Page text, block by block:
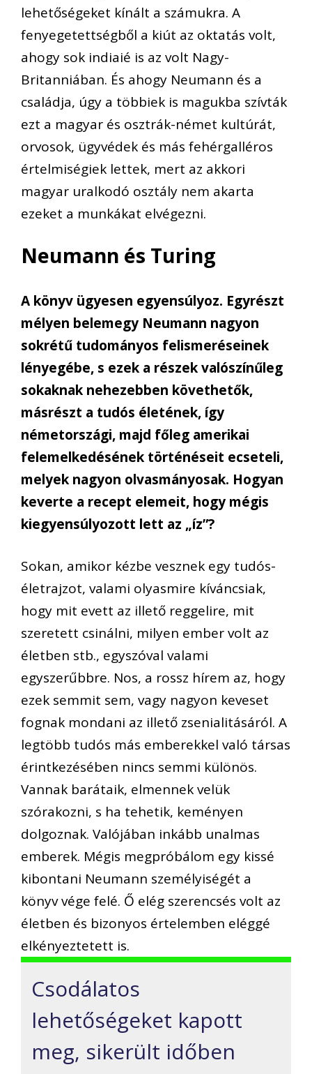
lehetőségeket kínált a számukra. A
fenyegetettségből a kiút az oktatás volt,
ahogy sok indiaié is az volt Nagy-
Britanniában. És ahogy Neumann és a
családja, úgy a többiek is magukba szívták
ezt a magyar és osztrák-német kultúrát,
orvosok, ügyvédek és más fehérgalléros
értelmiségiek lettek, mert az akkori
magyar uralkodó osztály nem akarta
ezeket a munkákat elvégezni.
Neumann és Turing
A könyv ügyesen egyensúlyoz. Egyrészt
mélyen belemegy Neumann nagyon
sokrétű tudományos felismeréseinek
lényegébe, s ezek a részek valószínűleg
sokaknak nehezebben követhetők,
másrészt a tudós életének, így
németországi, majd főleg amerikai
felemelkedésének történéseit ecseteli,
melyek nagyon olvasmányosak. Hogyan
keverte a recept elemeit, hogy mégis
kiegyensúlyozott lett az „íz”?
Sokan, amikor kézbe vesznek egy tudós-
életrajzot, valami olyasmire kíváncsiak,
hogy mit evett az illető reggelire, mit
szeretett csinálni, milyen ember volt az
életben stb., egyszóval valami
egyszerűbbre. Nos, a rossz hírem az, hogy
ezek semmit sem, vagy nagyon keveset
fognak mondani az illető zsenialitásáról. A
legtöbb tudós más emberekkel való társas
érintkezésében nincs semmi különös.
Vannak barátaik, elmennek velük
szórakozni, s ha tehetik, keményen
dolgoznak. Valójában inkább unalmas
emberek. Mégis megpróbálom egy kissé
kibontani Neumann személyiségét a
könyv vége felé. Ő elég szerencsés volt az
életben és bizonyos értelemben eléggé
elkényeztetett is.
Csodálatos
lehetőségeket kapott
meg, sikerült időben